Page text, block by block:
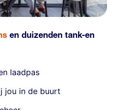
en duizenden tank-en
laadpas
jou in de buurt